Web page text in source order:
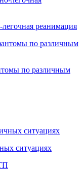
реанимация
по различным
ситуациях